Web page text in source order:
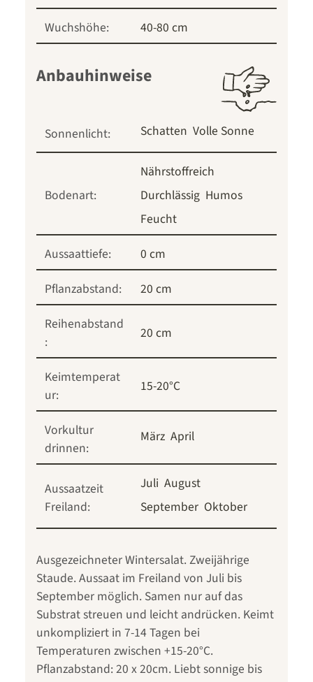
Wuchshöhe: 40-80 cm
Anbauhinweise
Sonnenlicht: Schatten Volle Sonne
Bodenart:
Nährstoffreich
Durchlässig Humos
Feucht
Aussaattiefe:
0 cm
Pflanzabstand:
20 cm
Reihenabstand
:
20 cm
Keimtemperat
ur:
15-20°C
Vorkultur
drinnen:
März April
Aussaatzeit
Freiland:
Juli August
September Oktober
Ausgezeichneter Wintersalat. Zweijährige
Staude. Aussaat im Freiland von Juli bis
September möglich. Samen nur auf das
Substrat streuen und leicht andrücken. Keimt
unkompliziert in 7-14 Tagen bei
Temperaturen zwischen +15-20°C.
Pflanzabstand: 20 x 20cm. Liebt sonnige bis